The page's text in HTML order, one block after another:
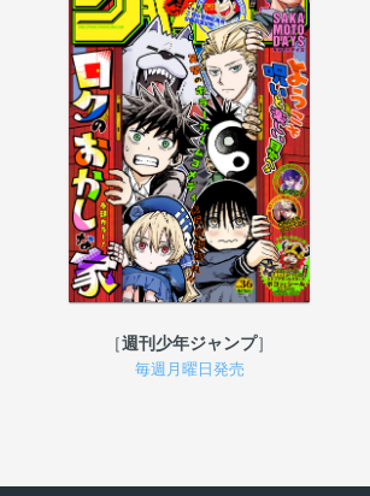
週刊少年ジャンプ
毎週月曜日発売